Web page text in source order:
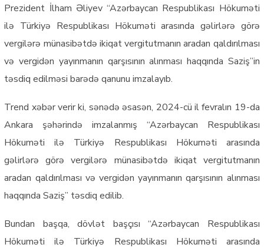
Prezident İlham Əliyev “Azərbaycan Respublikası Hökuməti
ilə Türkiyə Respublikası Hökuməti arasında gəlirlərə görə
vergilərə münasibətdə ikiqat vergitutmanın aradan qaldırılması
və vergidən yayınmanın qarşısının alınması haqqında Saziş”in
təsdiq edilməsi barədə qanunu imzalayıb.
Trend xəbər verir ki, sənədə əsasən, 2024-cü il fevralın 19-da
Ankara şəhərində imzalanmış “Azərbaycan Respublikası
Hökuməti ilə Türkiyə Respublikası Hökuməti arasında
gəlirlərə görə vergilərə münasibətdə ikiqat vergitutmanın
aradan qaldırılması və vergidən yayınmanın qarşısının alınması
haqqında Saziş” təsdiq edilib.
Bundan başqa, dövlət başçısı “Azərbaycan Respublikası
Hökuməti ilə Türkiyə Respublikası Hökuməti arasında